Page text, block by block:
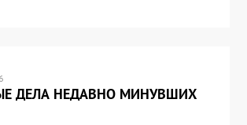
ДЕЛА НЕДАВНО МИНУВШИХ